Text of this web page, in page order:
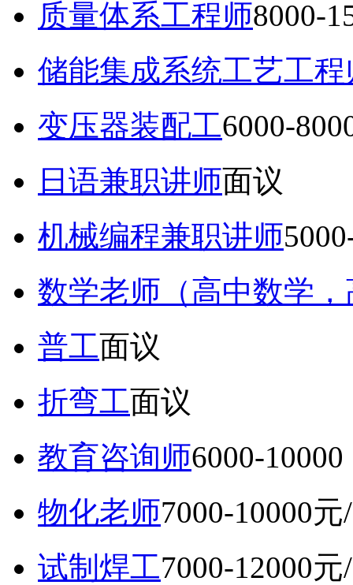
质量体系工程师8000-
储能集成系统工艺工程
变压器装配工6000-
日语兼职讲师面议
机械编程兼职讲师
数学老师（高中数学
普工面议
折弯工面议
教育咨询师6000-
物化老师7000-10000元
试制焊工7000-12000元